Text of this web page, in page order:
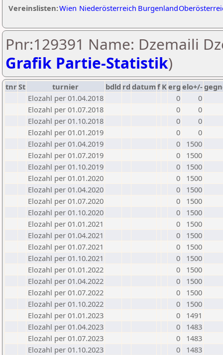
Vereinslisten:Wien Niederösterreich Burgenland
Pnr:129391 Name: Dzemaili
Grafik Partie-Statistik)
tnrSt turnier bdld rd datumf Kerg elo+/-
Elozahl per 01.04.2018
0
0
Elozahl per 01.07.2018
0
0
Elozahl per 01.10.2018
0
0
Elozahl per 01.01.2019
0
0
Elozahl per 01.04.2019
0
1500
Elozahl per 01.07.2019
0
1500
Elozahl per 01.10.2019
0
1500
Elozahl per 01.01.2020
0
1500
Elozahl per 01.04.2020
0
1500
Elozahl per 01.07.2020
0
1500
Elozahl per 01.10.2020
0
1500
Elozahl per 01.01.2021
0
1500
Elozahl per 01.04.2021
0
1500
Elozahl per 01.07.2021
0
1500
Elozahl per 01.10.2021
0
1500
Elozahl per 01.01.2022
0
1500
Elozahl per 01.04.2022
0
1500
Elozahl per 01.07.2022
0
1500
Elozahl per 01.10.2022
0
1500
Elozahl per 01.01.2023
0
1491
Elozahl per 01.04.2023
0
1483
Elozahl per 01.07.2023
0
1483
Elozahl per 01.10.2023
0
1483